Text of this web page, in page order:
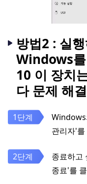
방법2 : 실
Windows
10 이 장치
다 문제 해
Windows
관리자'
종료하고
종료'를